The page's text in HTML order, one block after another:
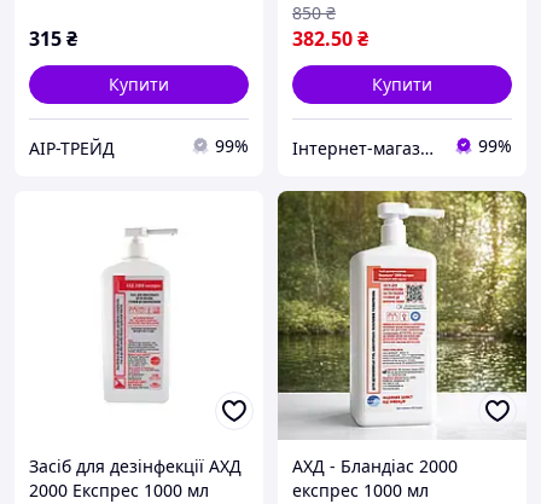
315₴
Купити
АІР-ТРЕЙД 99%
382.50₴
850 ₴
Купити
Інтернет-магазин Star Beauty 99%
Засіб для дезінфекції АХД
2000 Експрес 1000 мл
АХД - Бландіас 2000
експрес 1000 мл